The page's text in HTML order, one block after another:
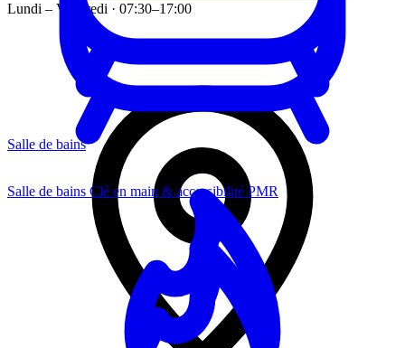
Lundi – Vendredi · 07:30–17:00
Salle de bains Clé en main & accessibilité PMR
Salle de bains